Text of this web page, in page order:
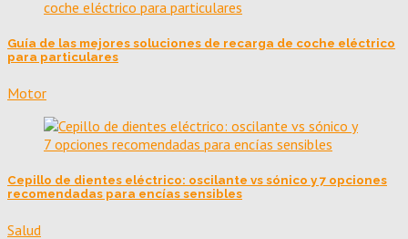
Guía de las mejores soluciones de recarga de coche eléctrico
para particulares
Motor
Cepillo de dientes eléctrico: oscilante vs sónico y 7 opciones
recomendadas para encías sensibles
Salud